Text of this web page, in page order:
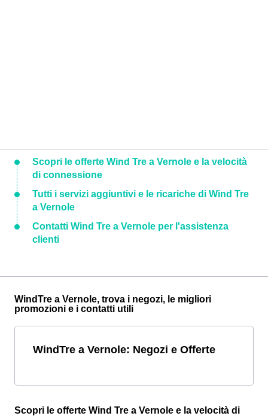
Scopri le offerte Wind Tre a Vernole e la velocità
di connessione
Tutti i servizi aggiuntivi e le ricariche di Wind Tre
a Vernole
Contatti Wind Tre a Vernole per l'assistenza
clienti
WindTre a Vernole, trova i negozi, le migliori
promozioni e i contatti utili
WindTre a Vernole: Negozi e Offerte
Scopri le offerte Wind Tre a Vernole e la velocità di